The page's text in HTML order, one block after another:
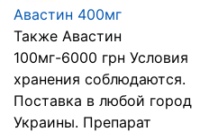
Авастин 400мг
Также Авастин
100мг-6000 грн Условия
хранения соблюдаются.
Поставка в любой город
Украины. Препарат